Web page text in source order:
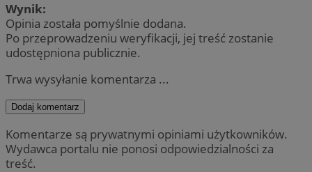
Wynik:
Opinia została pomyślnie dodana.
Po przeprowadzeniu weryfikacji, jej treść zostanie
udostępniona publicznie.
Trwa wysyłanie komentarza ...
Dodaj komentarz
Komentarze są prywatnymi opiniami użytkowników.
Wydawca portalu nie ponosi odpowiedzialności za
treść.